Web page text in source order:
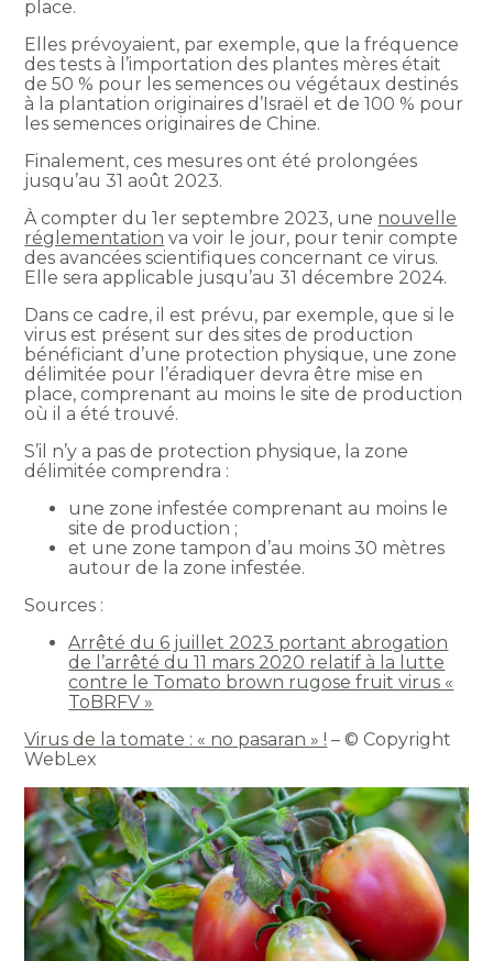
place.
Elles prévoyaient, par exemple, que la fréquence
des tests à l’importation des plantes mères était
de 50 % pour les semences ou végétaux destinés
à la plantation originaires d’Israël et de 100 % pour
les semences originaires de Chine.
Finalement, ces mesures ont été prolongées
jusqu’au 31 août 2023.
À compter du 1er septembre 2023, une nouvelle
réglementation va voir le jour, pour tenir compte
des avancées scientifiques concernant ce virus.
Elle sera applicable jusqu’au 31 décembre 2024.
Dans ce cadre, il est prévu, par exemple, que si le
virus est présent sur des sites de production
bénéficiant d’une protection physique, une zone
délimitée pour l’éradiquer devra être mise en
place, comprenant au moins le site de production
où il a été trouvé.
S’il n’y a pas de protection physique, la zone
délimitée comprendra :
une zone infestée comprenant au moins le
site de production ;
et une zone tampon d’au moins 30 mètres
autour de la zone infestée.
Sources :
Arrêté du 6 juillet 2023 portant abrogation
de l’arrêté du 11 mars 2020 relatif à la lutte
contre le Tomato brown rugose fruit virus «
ToBRFV »
Virus de la tomate : « no pasaran » ! – © Copyright
WebLex